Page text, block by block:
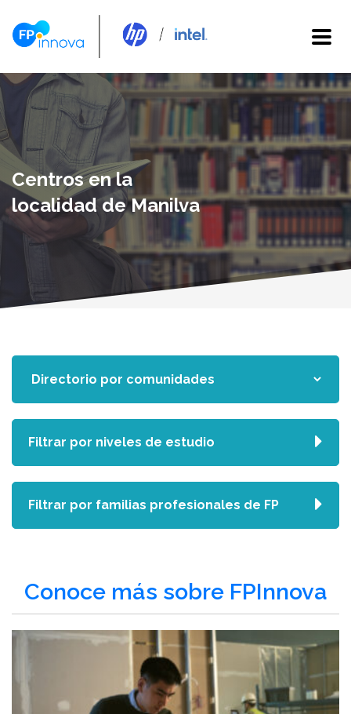
Centros en la
localidad de Manilva
Conoce más sobre FPInnova
Filtrar por niveles de estudio
Filtrar por familias profesionales de FP